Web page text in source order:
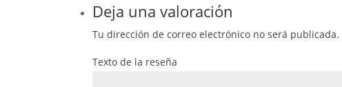
Deja una valoración
Tu dirección de correo electrónico no será publicada.
Texto de la reseña